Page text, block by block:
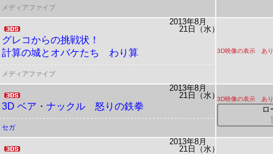
メディアファイブ
2013年8月
21日（水）
グレコからの挑戦状！
計算の城とオバケたち わり算
3D映像の表示 あり
メディアファイブ
2013年8月
21日（水）
3D ベア・ナックル 怒りの鉄拳
3D映像の表示 あり
ロ
セガ
2013年8月
21日（水）